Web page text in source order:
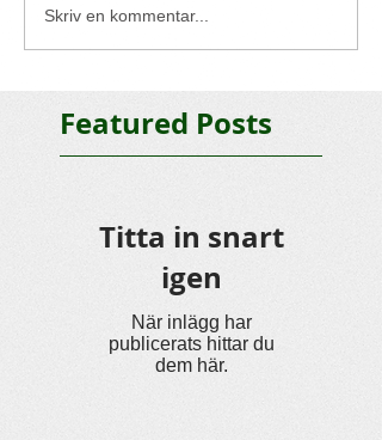
Featured Posts
Skriv en kommentar...
Titta in snart
igen
När inlägg har
publicerats hittar du
dem här.